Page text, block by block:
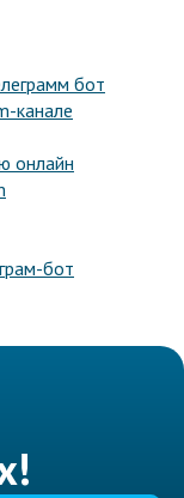
бот
канале
онлайн
бот